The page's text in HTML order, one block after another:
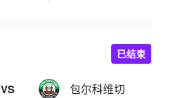
VS 包尔科维切
已结束